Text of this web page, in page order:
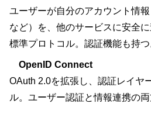
ユーザーが自分のアカウント情
など）を、他のサービスに安全
標準プロトコル。認証機能も持つ
OpenID Connect
OAuth 2.0を拡張し、認証レイヤ
ル。ユーザー認証と情報連携の両